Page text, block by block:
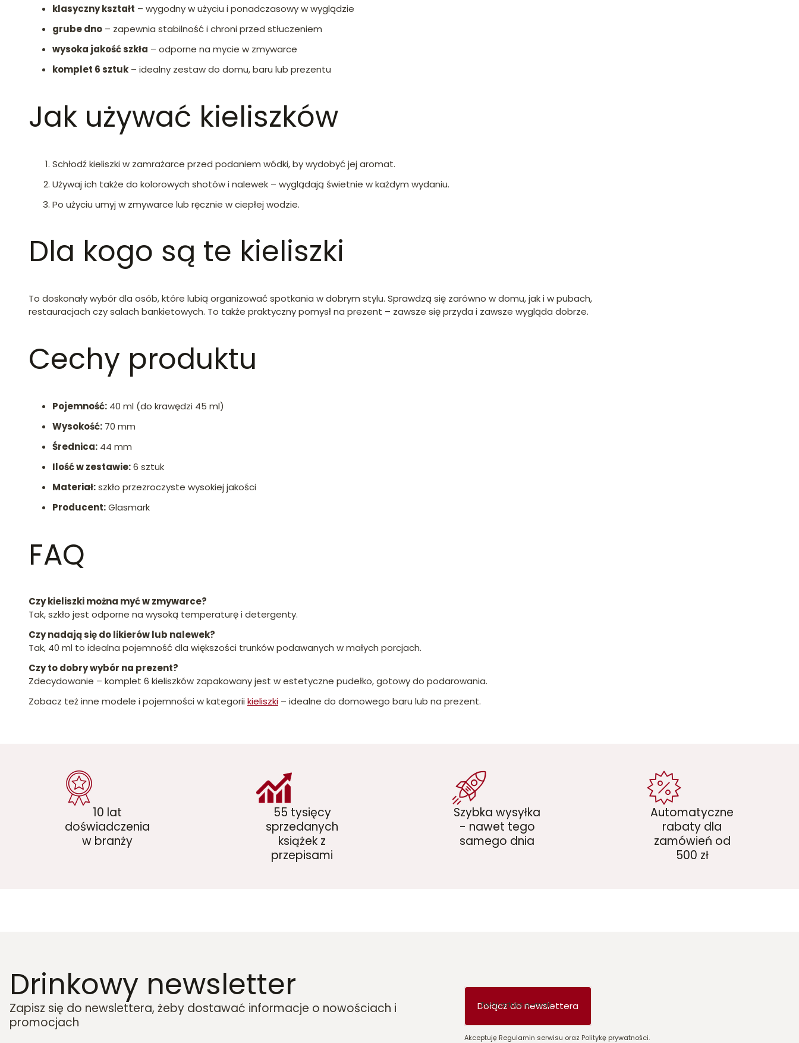
klasyczny kształt – wygodny w użyciu i ponadczasowy w wyglądzie
grube dno – zapewnia stabilność i chroni przed stłuczeniem
wysoka jakość szkła – odporne na mycie w zmywarce
komplet 6 sztuk – idealny zestaw do domu, baru lub prezentu
Jak używać kieliszków
Schłodź kieliszki w zamrażarce przed podaniem wódki, by wydobyć jej aromat.
Używaj ich także do kolorowych shotów i nalewek – wyglądają świetnie w każdym wydaniu.
Po użyciu umyj w zmywarce lub ręcznie w ciepłej wodzie.
Dla kogo są te kieliszki
To doskonały wybór dla osób, które lubią organizować spotkania w dobrym stylu. Sprawdzą się zarówno w domu, jak i w pubach,
restauracjach czy salach bankietowych. To także praktyczny pomysł na prezent – zawsze się przyda i zawsze wygląda dobrze.
Cechy produktu
Pojemność: 40 ml (do krawędzi 45 ml)
Wysokość: 70 mm
Średnica: 44 mm
Ilość w zestawie:6 sztuk
Materiał:szkło przezroczyste wysokiej jakości
Producent:Glasmark
FAQ
Czy kieliszki można myć w zmywarce?
Tak, szkło jest odporne na wysoką temperaturę i detergenty.
Czy nadają się do likierów lub nalewek?
Tak, 40 ml to idealna pojemność dla większości trunków podawanych w małych porcjach.
Czy to dobry wybór na prezent?
Zdecydowanie – komplet 6 kieliszków zapakowany jest w estetyczne pudełko, gotowy do podarowania.
Zobacz też inne modele i pojemności w kategoriikieliszki – idealne do domowego baru lub na prezent.
10 lat
doświadczenia
w branży
55 tysięcy
sprzedanych
książek z
przepisami
Szybka wysyłka
- nawet tego
samego dnia
Automatyczne
rabaty dla
zamówień od
500 zł
Drinkowy newsletter
Zapisz się do newslettera, żeby dostawać informacje o nowościach i
promocjach
Twój adres e-mail
Dołącz do newslettera
Akceptuję Regulamin serwisu oraz Politykę prywatności.